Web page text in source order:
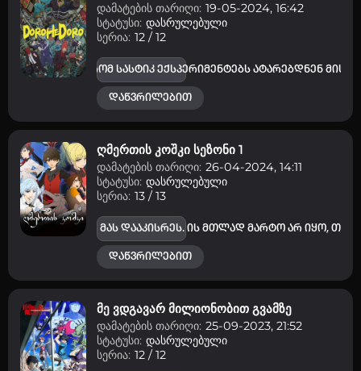
დამატების თარიღი: 19-05-2024, 16:42
სტატუსი: დასრულებული
სერია: 12 / 12
რომ სასტიკ ექსპერიმენტებს ატარებდნენ
დაწვრილებით
ღმერთის კოშკი სეზონი 1
დამატების თარიღი: 26-04-2024, 14:11
სტატუსი: დასრულებული
სერია: 13 / 13
რომელიც მას დააკისრეს. ის მთლად მარტო არ
დაწვრილებით
მე ვდგავარ მილიონობით გვამზე
დამატების თარიღი: 25-09-2023, 21:52
სტატუსი: დასრულებული
სერია: 12 / 12